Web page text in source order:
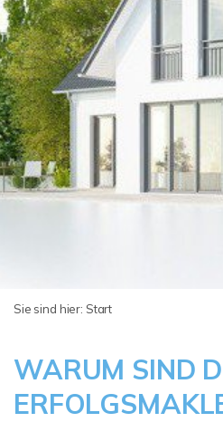
Sie sind hier: Start
WARUM SIND